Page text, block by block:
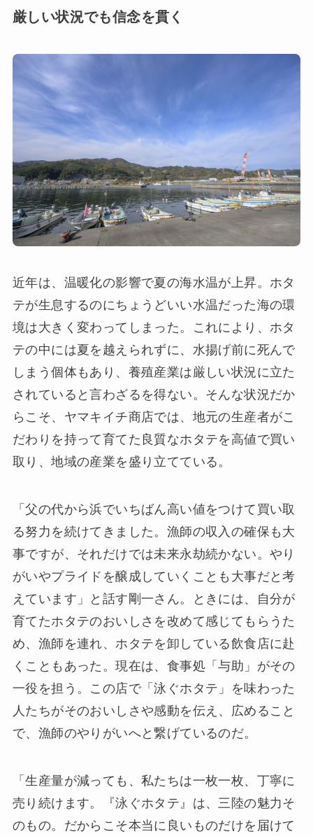
厳しい状況でも信念を貫く
近年は、温暖化の影響で夏の海水温が上昇。ホタ
テが生息するのにちょうどいい水温だった海の環
境は大きく変わってしまった。これにより、ホタ
テの中には夏を越えられずに、水揚げ前に死んで
しまう個体もあり、養殖産業は厳しい状況に立た
されていると言わざるを得ない。そんな状況だか
らこそ、ヤマキイチ商店では、地元の生産者がこ
だわりを持って育てた良質なホタテを高値で買い
取り、地域の産業を盛り立てている。
「父の代から浜でいちばん高い値をつけて買い取
る努力を続けてきました。漁師の収入の確保も大
事ですが、それだけでは未来永劫続かない。やり
がいやプライドを醸成していくことも大事だと考
えています」と話す剛一さん。ときには、自分が
育てたホタテのおいしさを改めて感じてもらうた
め、漁師を連れ、ホタテを卸している飲食店に赴
くこともあった。現在は、食事処「与助」がその
一役を担う。この店で「泳ぐホタテ」を味わった
人たちがそのおいしさや感動を伝え、広めること
で、漁師のやりがいへと繋げているのだ。
「生産量が減っても、私たちは一枚一枚、丁寧に
売り続けます。『泳ぐホタテ』は、三陸の魅力そ
のもの。だからこそ本当に良いものだけを届けて